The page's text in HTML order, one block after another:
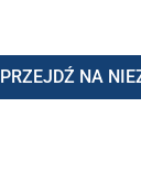
PRZEJDŹ NA